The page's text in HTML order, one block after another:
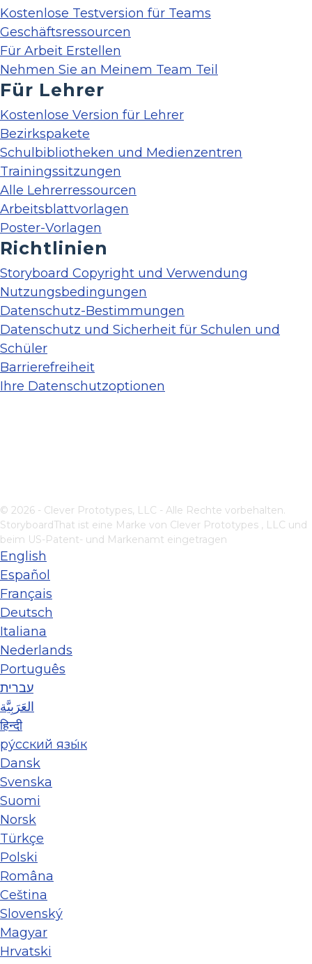
Kostenlose Testversion für Teams
Geschäftsressourcen
Für Arbeit Erstellen
Nehmen Sie an Meinem Team Teil
Für Lehrer
Kostenlose Version für Lehrer
Bezirkspakete
Schulbibliotheken und Medienzentren
Trainingssitzungen
Alle Lehrerressourcen
Arbeitsblattvorlagen
Poster-Vorlagen
Richtlinien
Storyboard Copyright und Verwendung
Nutzungsbedingungen
Datenschutz-Bestimmungen
Datenschutz und Sicherheit für Schulen und
Schüler
Barrierefreiheit
Ihre Datenschutzoptionen
© 2026 - Clever Prototypes, LLC - Alle Rechte vorbehalten.
StoryboardThat ist eine Marke von Clever Prototypes , LLC und
beim US-Patent- und Markenamt eingetragen
English
Español
Français
Deutsch
Italiana
Nederlands
Português
עברית
العَرَبِيَّة
हिन्दी
ру́сский язы́к
Dansk
Svenska
Suomi
Norsk
Türkçe
Polski
Româna
Ceština
Slovenský
Magyar
Hrvatski